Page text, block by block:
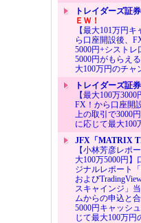
トレイダーズ証
ＥＷ！
【最大101万円
ら口座開設後、
5000円+シスト
5000円がもらえ
大100万円のチャ
トレイダーズ証
【最大100万
FX！から口座開
上の取引で3000
に応じて最大100
JFX「MATRIX
【小林芳彦レポ
大100万5000円】
ジナルレポート
および
スキャインジ」
ムからの申込と
5000円キャッシ
じて最大100万円